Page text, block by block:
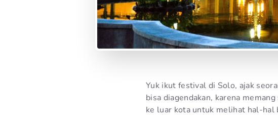
Yuk ikut festival di Solo, ajak
bisa diagendakan, karena
ke luar kota untuk melihat hal-hal